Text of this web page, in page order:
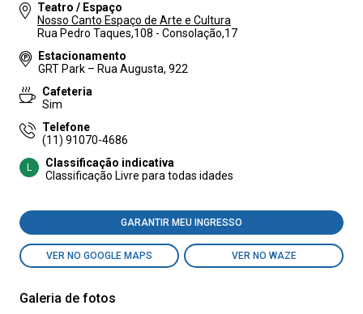
Teatro / Espaço
Nosso Canto Espaço de Arte e Cultura
Rua Pedro Taques,108 - Consolação,17
Estacionamento
GRT Park – Rua Augusta, 922
Cafeteria
Sim
Telefone
(11) 91070-4686
L
Classificação indicativa
Classificação Livre para todas idades
GARANTIR MEU INGRESSO
VER NO GOOGLE MAPS VER NO WAZE
Galeria de fotos